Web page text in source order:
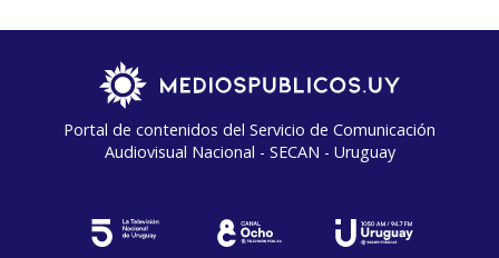
Portal de contenidos del Servicio de Comunicación
Audiovisual Nacional - SECAN - Uruguay